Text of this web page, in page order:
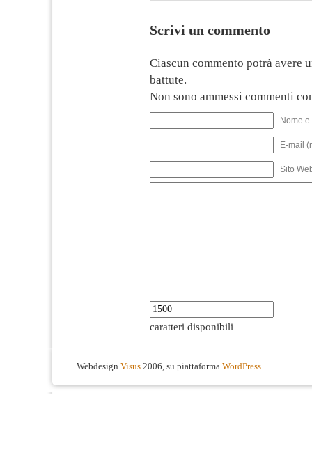
Scrivi un commento
Ciascun commento potrà avere
battute.
Non sono ammessi commenti
Nome
E-mail
Sito
caratteri disponibili
Webdesign Visus 2006, su piattaforma WordPress